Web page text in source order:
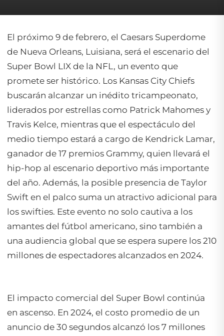
El próximo 9 de febrero, el Caesars Superdome
de Nueva Orleans, Luisiana, será el escenario del
Super Bowl LIX de la NFL, un evento que
promete ser histórico. Los Kansas City Chiefs
buscarán alcanzar un inédito tricampeonato,
liderados por estrellas como Patrick Mahomes y
Travis Kelce, mientras que el espectáculo del
medio tiempo estará a cargo de Kendrick Lamar,
ganador de 17 premios Grammy, quien llevará el
hip-hop al escenario deportivo más importante
del año. Además, la posible presencia de Taylor
Swift en el palco suma un atractivo adicional para
los swifties. Este evento no solo cautiva a los
amantes del fútbol americano, sino también a
una audiencia global que se espera supere los 210
millones de espectadores alcanzados en 2024.
El impacto comercial del Super Bowl continúa
en ascenso. En 2024, el costo promedio de un
anuncio de 30 segundos alcanzó los 7 millones